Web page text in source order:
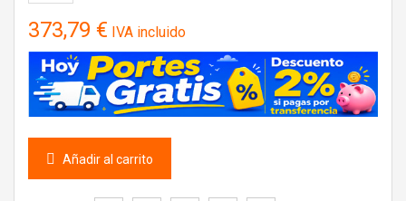
373,79 € IVA incluido
Añadir al carrito